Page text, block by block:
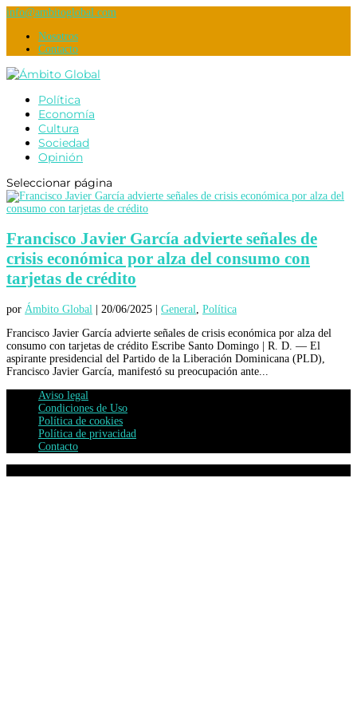
info@ambitoglobal.com
Nosotros
Contacto
Política
Economía
Cultura
Sociedad
Opinión
Seleccionar página
Francisco Javier García advierte señales de
crisis económica por alza del consumo con
tarjetas de crédito
por Ámbito Global 20/06/2025 General
Política
Francisco Javier García advierte señales de crisis económica por alza del
consumo con tarjetas de crédito Escribe Santo Domingo | R. D. — El
aspirante presidencial del Partido de la Liberación Dominicana (PLD),
Francisco Javier García, manifestó su preocupación ante...
Aviso legal
Condiciones de Uso
Política de cookies
Política de privacidad
Contacto